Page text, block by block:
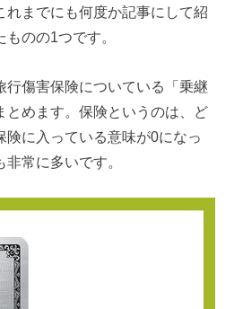
までにも何度か記事にして紹
のの1つです。
傷害保険についている「乗継
めます。保険というのは、ど
に入っている意味が0になっ
常に多いです。